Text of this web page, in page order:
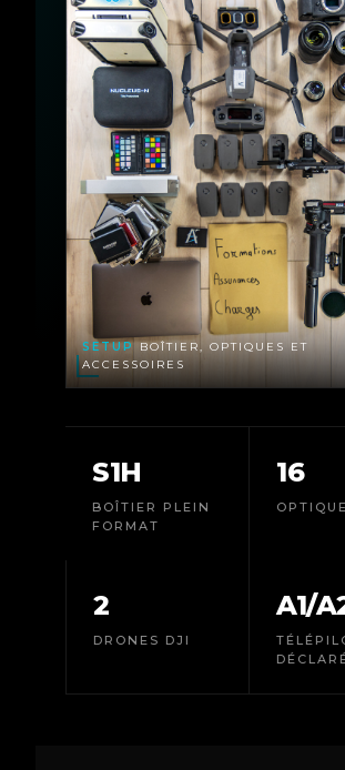
SETUP
BOÎTIER, OPTIQUES ET
ACCESSOIRES
S1H
BOÎTIER PLEIN
FORMAT
16
2
DRONES DJI
A1/